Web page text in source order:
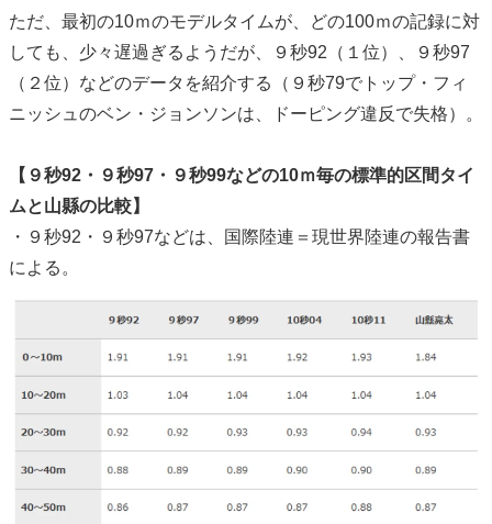
ただ、最初の10ｍのモデルタイムが、どの100ｍの記録に対
しても、少々遅過ぎるようだが、９秒92（１位）、９秒97
（２位）などのデータを紹介する（９秒79でトップ・フィ
ニッシュのベン・ジョンソンは、ドーピング違反で失格）。
【９秒92・９秒97・９秒99などの10ｍ毎の標準的区間タイ
ムと山縣の比較】
・９秒92・９秒97などは、国際陸連＝現世界陸連の報告書
による。